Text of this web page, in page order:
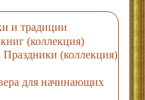
и традиции
(коллекция)
(коллекция)
для начинающих